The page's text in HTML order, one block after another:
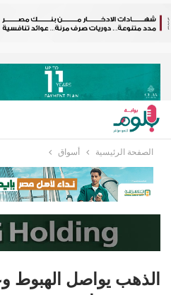
الصفحة الرئيسية أسواق